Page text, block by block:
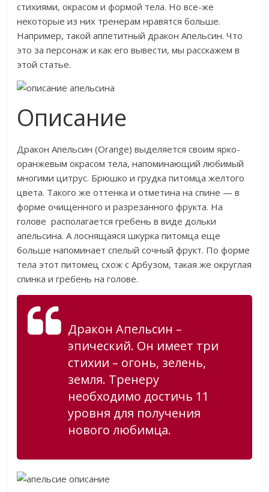
стихиями, окрасом и формой тела. Но все-же
некоторые из них тренерам нравятся больше.
Например, такой аппетитный дракон Апельсин. Что
это за персонаж и как его вывести, мы расскажем в
этой статье.
Описание
Дракон Апельсин (Orange) выделяется своим ярко-
оранжевым окрасом тела, напоминающий любимый
многими цитрус. Брюшко и грудка питомца желтого
цвета. Такого же оттенка и отметина на спине — в
форме очищенного и разрезанного фрукта. На
голове располагается гребень в виде дольки
апельсина. А лоснящаяся шкурка питомца еще
больше напоминает спелый сочный фрукт. По форме
тела этот питомец схож с Арбузом, такая же округлая
спинка и гребень на голове.
Дракон Апельсин –
эпический. Он имеет три
стихии – огонь, зелень,
земля. Тренеру
необходимо достичь 11
уровня для получения
нового любимца.